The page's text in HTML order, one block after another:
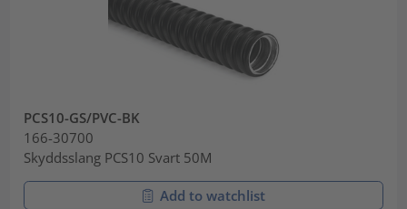
PCS10-GS/PVC-BK
166-30700
Skyddsslang PCS10 Svart 50M
Add to watchlist